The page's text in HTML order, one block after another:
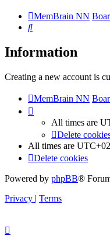
MemBrain NN
Search
Information
Creating a new account is
MemBrain NN
All times are
Delete
All times are
Delete cookies
Powered by phpBB®
Privacy | Terms